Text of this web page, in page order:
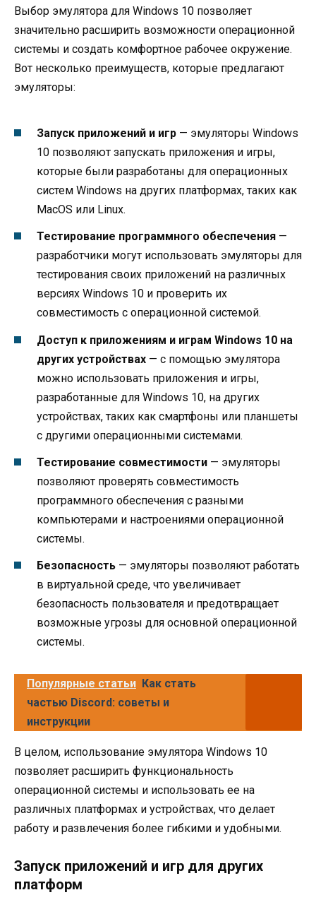
Выбор эмулятора для Windows 10 позволяет
значительно расширить возможности операционной
системы и создать комфортное рабочее окружение.
Вот несколько преимуществ, которые предлагают
эмуляторы:
Запуск приложений и игр — эмуляторы Windows
10 позволяют запускать приложения и игры,
которые были разработаны для операционных
систем Windows на других платформах, таких как
MacOS или Linux.
Тестирование программного обеспечения —
разработчики могут использовать эмуляторы для
тестирования своих приложений на различных
версиях Windows 10 и проверить их
совместимость с операционной системой.
Доступ к приложениям и играм Windows 10 на
других устройствах — с помощью эмулятора
можно использовать приложения и игры,
разработанные для Windows 10, на других
устройствах, таких как смартфоны или планшеты
с другими операционными системами.
Тестирование совместимости — эмуляторы
позволяют проверять совместимость
программного обеспечения с разными
компьютерами и настроениями операционной
системы.
Безопасность — эмуляторы позволяют работать
в виртуальной среде, что увеличивает
безопасность пользователя и предотвращает
возможные угрозы для основной операционной
системы.
Популярные статьи Как стать
частью Discord: советы и
инструкции
В целом, использование эмулятора Windows 10
позволяет расширить функциональность
операционной системы и использовать ее на
различных платформах и устройствах, что делает
работу и развлечения более гибкими и удобными.
Запуск приложений и игр для других
платформ